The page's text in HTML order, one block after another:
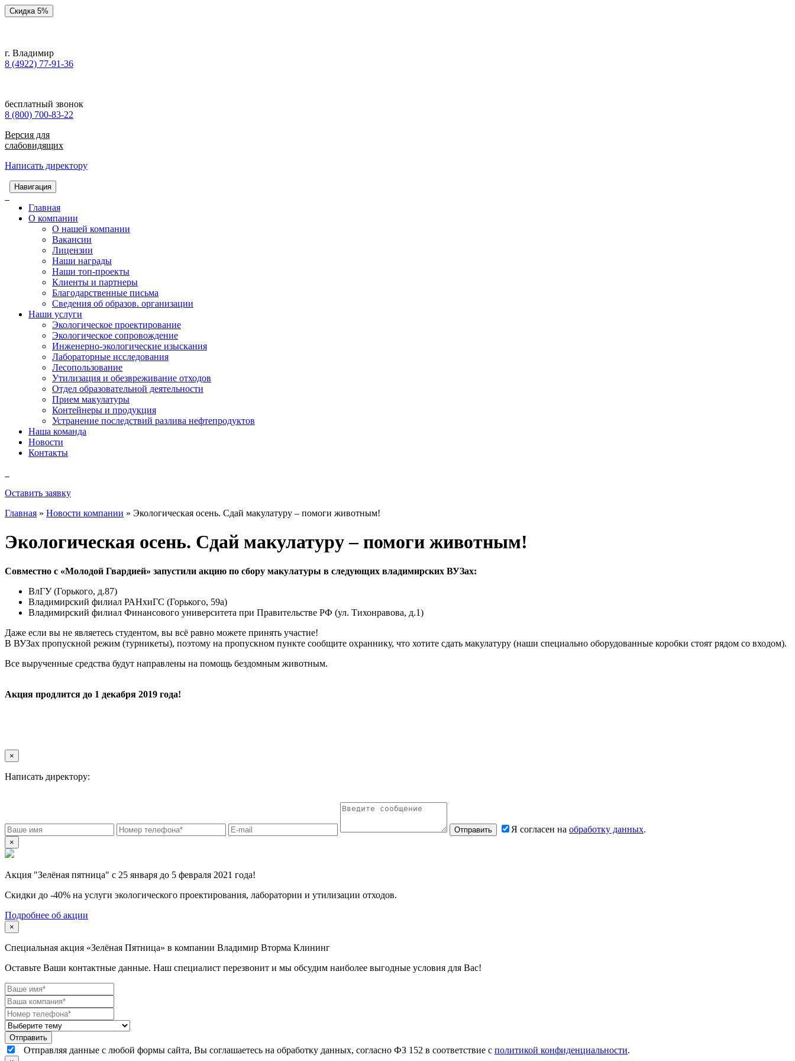
Скидка 5%
г. Владимир
8 (4922) 77-91-36
бесплатный звонок
8 (800) 700-83-22
Версия для
слабовидящих
Написать директору
Навигация
Главная
О компании
О нашей компании
Вакансии
Лицензии
Наши награды
Наши топ-проекты
Клиенты и партнеры
Благодарственные письма
Сведения об образов. организации
Наши услуги
Экологическое проектирование
Экологическое сопровождение
Инженерно-экологические изыскания
Лабораторные исследования
Лесопользование
Утилизация и обезвреживание отходов
Отдел образовательной деятельности
Прием макулатуры
Контейнеры и продукция
Устранение последствий разлива нефтепродуктов
Наша команда
Новости
Контакты
Оставить заявку
Главная » Новости компании » Экологическая осень. Сдай макулатуру – помоги животным!
Экологическая осень. Сдай макулатуру – помоги животным!
Совместно с «Молодой Гвардией» запустили акцию по сбору макулатуры в следующих владимирских ВУЗах:
ВлГУ (Горького, д.87)
Владимирский филиал РАНхиГС (Горького, 59а)
Владимирский филиал Финансового университета при Правительстве РФ (ул. Тихонравова, д.1)
Даже если вы не являетесь студентом, вы всё равно можете принять участие!
В ВУЗах пропускной режим (турникеты), поэтому на пропускном пункте сообщите охраннику, что хотите сдать макулатуру (наши специально оборудованные коробки стоят рядом со входом).
Все вырученные средства будут направлены на помощь бездомным животным.
Акция продлится до 1 декабря 2019 года!
×
Написать директору:
Я согласен на обработку данных.
×
Акция "Зелёная пятница" с 25 января до 5 февраля 2021 года!
Скидки до -40% на услуги экологического проектирования, лаборатории и утилизации отходов.
Подробнее об акции
×
Специальная акция «Зелёная Пятница» в компании Владимир Вторма Клининг
Оставьте Ваши контактные данные. Наш специалист перезвонит и мы обсудим наиболее выгодные условия для Вас!
Отправляя данные с любой формы сайта, Вы соглашаетесь на обработку данных, согласно ФЗ 152 в соответствие с политикой конфиденциальности.